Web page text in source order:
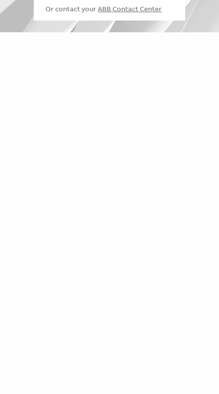
Or contact your ABB Contact Center